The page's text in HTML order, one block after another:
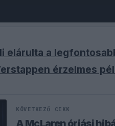
elárulta a
érzelmes
KÖVETKEZŐ CIKK
A McLaren óriási